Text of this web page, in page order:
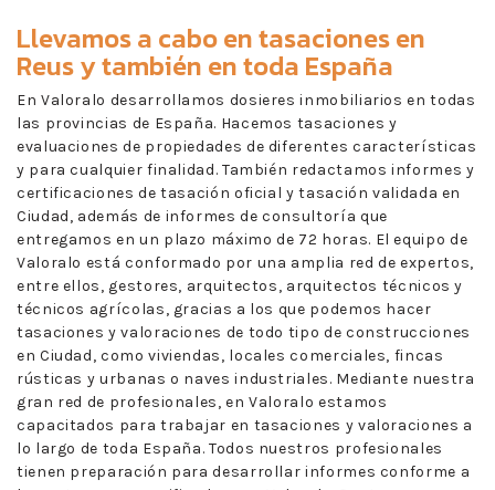
Llevamos a cabo entasaciones en
Reusy también en toda España
En Valoralo desarrollamos dosieres inmobiliarios en todas
las provincias de España. Hacemos tasaciones y
evaluaciones de propiedades de diferentes características
y para cualquier finalidad. También redactamos informes y
certificaciones de tasación oficial y tasación validada en
Ciudad, además de informes de consultoría que
entregamos en un plazo máximo de 72 horas. El equipo de
Valoralo está conformado por una amplia red de expertos,
entre ellos, gestores, arquitectos, arquitectos técnicos y
técnicos agrícolas, gracias a los que podemos hacer
tasaciones y valoraciones de todo tipo de construcciones
en Ciudad, como viviendas, locales comerciales, fincas
rústicas y urbanas o naves industriales. Mediante nuestra
gran red de profesionales, en Valoralo estamos
capacitados para trabajar en tasaciones y valoraciones a
lo largo de toda España. Todos nuestros profesionales
tienen preparación para desarrollar informes conforme a